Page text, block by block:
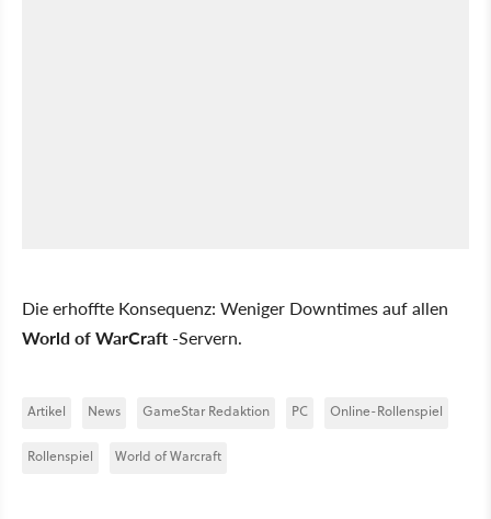
Die erhoffte Konsequenz: Weniger Downtimes auf allen
World of WarCraft -Servern.
Artikel News GameStar Redaktion PC Online-Rollenspiel
Rollenspiel World of Warcraft